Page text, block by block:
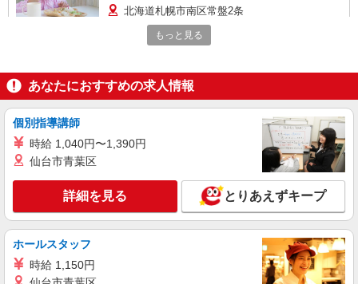
北海道札幌市南区常盤2条
派遣社員
株式会社トラストグロース 北海道支社
【派遣時給】1,350〜1,500円（資格・経験によ
る） 交通費別途支給
詳細を見る
派遣社員
株式会社トラストグロース 北海道支社
もっと見る
あなたにおすすめの求人情報
個別指導講師
時給 1,040円〜1,390円
仙台市青葉区
詳細を見る とりあえずキープ
ホールスタッフ
時給 1,150円